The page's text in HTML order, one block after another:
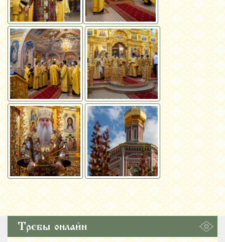
Требы онлайн